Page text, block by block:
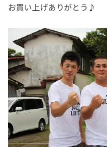
お買い上げありがとう♪